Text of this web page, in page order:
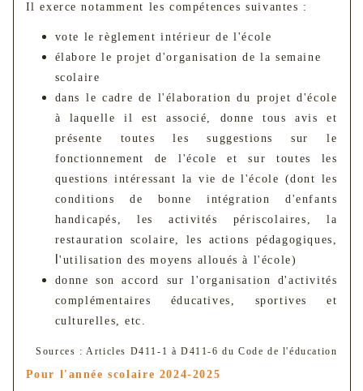
Il exerce notamment les compétences suivantes :
vote le règlement intérieur de l'école
élabore le projet d'organisation de la semaine
scolaire
dans le cadre de l'élaboration du projet d'école
à laquelle il est associé, donne tous avis et
présente toutes les suggestions sur le
fonctionnement de l'école et sur toutes les
questions intéressant la vie de l'école (dont les
conditions de bonne intégration d'enfants
handicapés, les activités périscolaires, la
restauration scolaire, les actions pédagogiques,
l'utilisation des moyens alloués à l'école)
donne son accord sur l'organisation d'activités
complémentaires éducatives, sportives et
culturelles, etc.
Sources :Articles D411-1 à D411-6 du Code de l'éducation
Pour l'année scolaire 2024-2025